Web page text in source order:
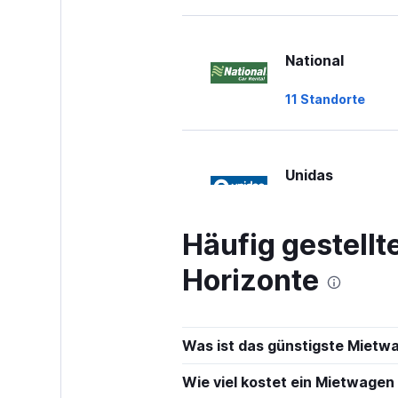
National
11 Standorte
Unidas
Avis
3 Standorte
Häufig
Horizonte
Was ist das günstigste
Wie viel kostet ein